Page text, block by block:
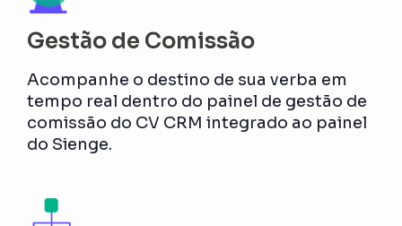
Gestão de Comissão
Acompanhe o destino de sua verba em
tempo real dentro do painel de gestão de
comissão do CV CRM integrado ao painel
do Sienge.